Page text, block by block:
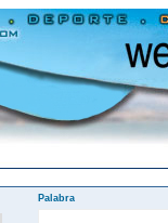
Palabra